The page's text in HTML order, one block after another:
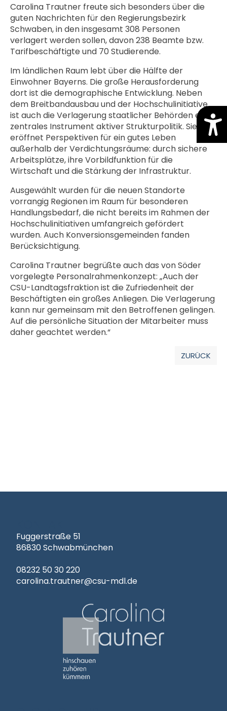
Carolina Trautner freute sich besonders über die
guten Nachrichten für den Regierungsbezirk
Schwaben, in den insgesamt 308 Personen
verlagert werden sollen, davon 238 Beamte bzw.
Tarifbeschäftigte und 70 Studierende.
Im ländlichen Raum lebt über die Hälfte der
Einwohner Bayerns. Die große Herausforderung
dort ist die demographische Entwicklung. Neben
dem Breitbandausbau und der Hochschulinitiative
ist auch die Verlagerung staatlicher Behörden ein
zentrales Instrument aktiver Strukturpolitik. Sie
eröffnet Perspektiven für ein gutes Leben
außerhalb der Verdichtungsräume: durch sichere
Arbeitsplätze, ihre Vorbildfunktion für die
Wirtschaft und die Stärkung der Infrastruktur.
Ausgewählt wurden für die neuen Standorte
vorrangig Regionen im Raum für besonderen
Handlungsbedarf, die nicht bereits im Rahmen der
Hochschulinitiativen umfangreich gefördert
wurden. Auch Konversionsgemeinden fanden
Berücksichtigung.
Carolina Trautner begrüßte auch das von Söder
vorgelegte Personalrahmenkonzept: „Auch der
CSU-Landtagsfraktion ist die Zufriedenheit der
Beschäftigten ein großes Anliegen. Die Verlagerung
kann nur gemeinsam mit den Betroffenen gelingen.
Auf die persönliche Situation der Mitarbeiter muss
daher geachtet werden.“
ZURÜCK
Fuggerstraße 51
86830 Schwabmünchen
08232 50 30 220
carolina.trautner@csu-mdl.de
Carolina Trautner